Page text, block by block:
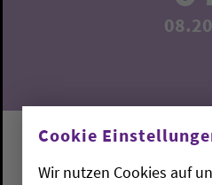
Weitere Informationen bei
Cookie
Wir nutzen Cookies auf